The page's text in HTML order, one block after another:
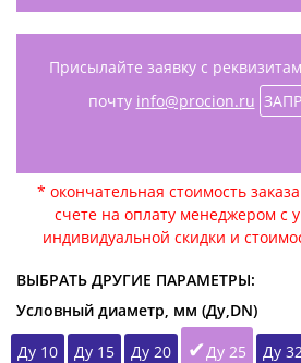
Присылайте заявку с
почту info@procion.ru
* окончательная стоимость
счете на оплату менеджером с
индивидуальной скидки и
ВЫБРАТЬ ДРУГИЕ ПАРАМЕТРЫ:
Условный диаметр, мм (Ду,DN)
Ду 10
Ду 15 Ду 20 Ду 25 Ду